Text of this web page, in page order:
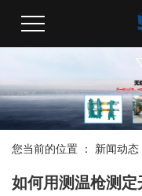
您当前的位置 ： 新闻动态
如何用测温枪测定